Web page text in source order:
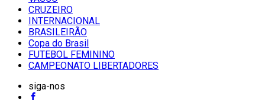
CRUZEIRO
INTERNACIONAL
BRASILEIRÃO
Copa do Brasil
FUTEBOL FEMININO
CAMPEONATO LIBERTADORES
siga-nos